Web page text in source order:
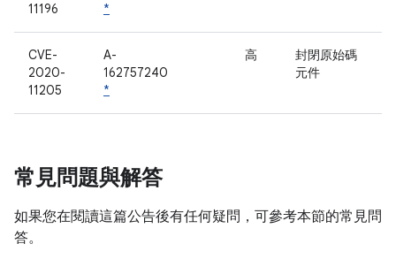
11196
*
CVE-
2020-
11205
A-
162757240
*
高
封閉原始碼
元件
常見問題與解答
如果您在閱讀這篇公告後有任何疑問，可參考本節的常見問
答。